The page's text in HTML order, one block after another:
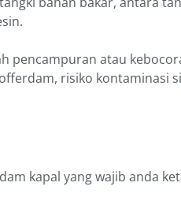
pencampuran atau
risiko kontaminasi
kapal yang wajib anda